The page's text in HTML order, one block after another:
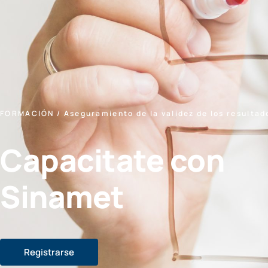
FORMACIÓN / Aseguramiento de la validez de los
Capacitate con
Sinamet
Registrarse